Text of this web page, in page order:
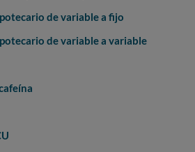
de variable a fijo
de variable a variable